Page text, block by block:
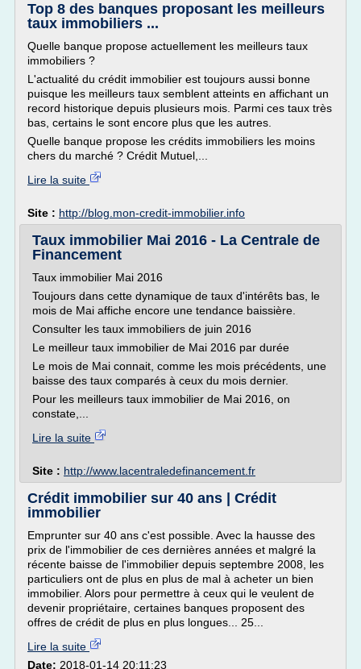
Top 8 des banques proposant les meilleurs
taux immobiliers ...
Quelle banque propose actuellement les meilleurs taux
immobiliers ?
L'actualité du crédit immobilier est toujours aussi bonne
puisque les meilleurs taux semblent atteints en affichant un
record historique depuis plusieurs mois. Parmi ces taux très
bas, certains le sont encore plus que les autres.
Quelle banque propose les crédits immobiliers les moins
chers du marché ? Crédit Mutuel,...
Lire la suite
Site : http://blog.mon-credit-immobilier.info
Taux immobilier Mai 2016 - La Centrale de
Financement
Taux immobilier Mai 2016
Toujours dans cette dynamique de taux d'intérêts bas, le
mois de Mai affiche encore une tendance baissière.
Consulter les taux immobiliers de juin 2016
Le meilleur taux immobilier de Mai 2016 par durée
Le mois de Mai connait, comme les mois précédents, une
baisse des taux comparés à ceux du mois dernier.
Pour les meilleurs taux immobilier de Mai 2016, on
constate,...
Lire la suite
Site : http://www.lacentraledefinancement.fr
Crédit immobilier sur 40 ans | Crédit
immobilier
Emprunter sur 40 ans c'est possible. Avec la hausse des
prix de l'immobilier de ces dernières années et malgré la
récente baisse de l'immobilier depuis septembre 2008, les
particuliers ont de plus en plus de mal à acheter un bien
immobilier. Alors pour permettre à ceux qui le veulent de
devenir propriétaire, certaines banques proposent des
offres de crédit de plus en plus longues... 25...
Lire la suite
Date: 2018-01-14 20:11:23